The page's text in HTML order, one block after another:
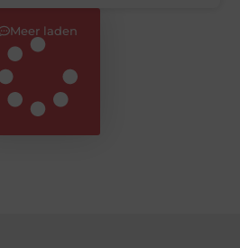
Meer laden